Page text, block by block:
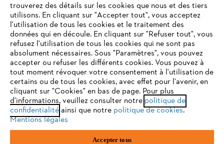
S'inscrire
#STIHL
VOTRE NAVIGATEUR INTERNET
N'EST PLUS PRIS EN CHARGE
Vous utilisez un navigateur Internet que nous ne prenons plus
en charge, et certaines fonctionnalités de notre site ne
peuvent fonctionner correctement. Pour une utilisation
optimale de notre site, nous vous recommandons de passer à
l'un des navigateurs suivants :
firefox chrome
trouverez des détails sur les cookies que nous et des tiers
utilisons. En cliquant sur "Accepter tout", vous acceptez
l'utilisation de tous les cookies et le traitement des
données qui en découle. En cliquant sur "Refuser tout", vous
refusez l'utilisation de tous les cookies qui ne sont pas
absolument nécessaires. Sous "Paramètres", vous pouvez
accepter ou refuser les différents cookies. Vous pouvez à
tout moment révoquer votre consentement à l'utilisation de
certains ou de tous les cookies, avec effet pour l'avenir, en
cliquant sur "Cookies" en bas de page. Pour plus
d'informations, veuillez consulter notre politique de
confidentialitéainsi que notre politique de cookies.
Mentions légales
Accepter tous